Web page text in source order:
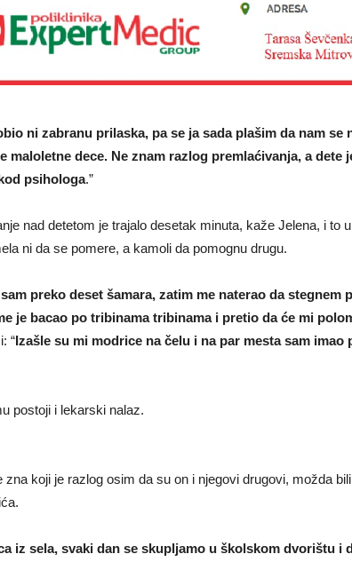
ni zabranu prilaska, pa se ja sada plašim da nam se
maloletne dece. Ne znam razlog premlaćivanja, a dete
psihologa.”
nad detetom je trajalo desetak minuta, kaže Jelena, i to
ni da se pomere, a kamoli da pomognu drugu.
preko deset šamara, zatim me naterao da stegnem
je bacao po tribinama tribinama i pretio da će mi
“Izašle su mi modrice na čelu i na par mesta sam imao
postoji i lekarski nalaz.
zna koji je razlog osim da su on i njegovi drugovi, možda
iz sela, svaki dan se skupljamo u školskom dvorištu i